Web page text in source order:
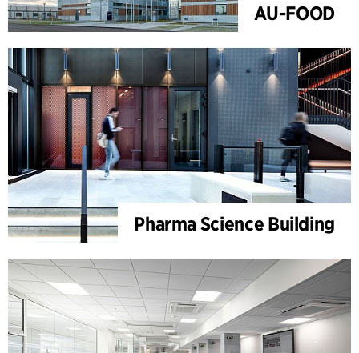
AU-FOOD
Pharma Science Building